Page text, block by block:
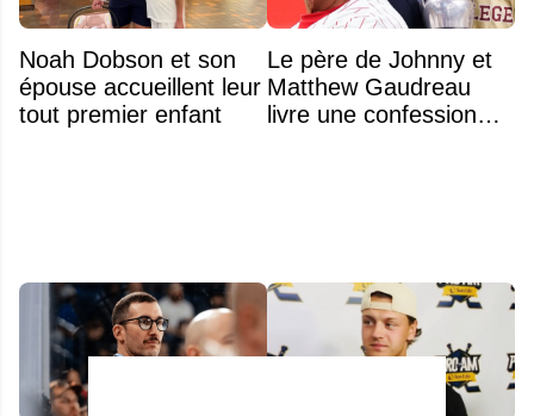
Noah Dobson et son
épouse accueillent leur
tout premier enfant
Le père de Johnny et
Matthew Gaudreau
livre une confession